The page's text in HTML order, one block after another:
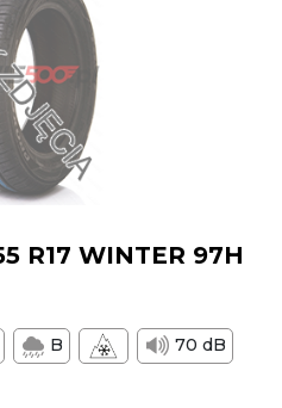
R17 WINTER 97H
B
70 dB